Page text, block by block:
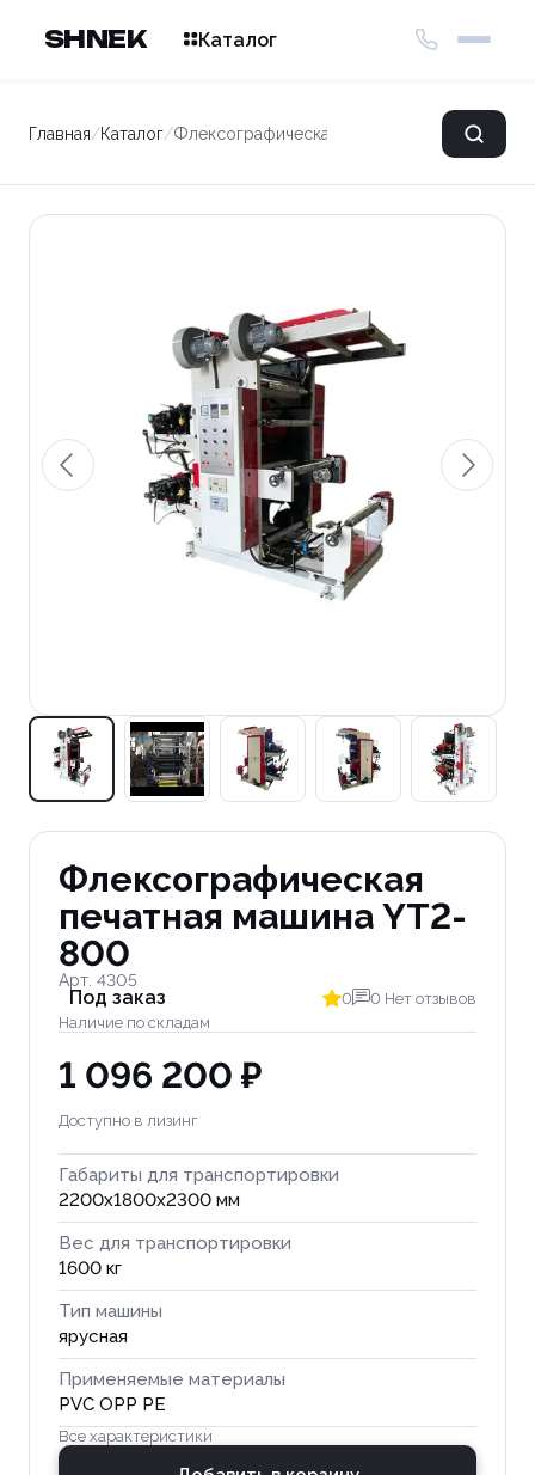
SHNEK Каталог
Главная/Каталог/Флексографическая печатная машина YT2-
Флексографическая
печатная машина YT2-
800
Арт. 4305
Под заказ
Наличие по складам
0 0 Нет отзывов
1 096 200 ₽
Доступно в лизинг
Габариты для транспортировки
2200x1800x2300 мм
Вес для транспортировки
1600 кг
Тип машины
ярусная
Применяемые материалы
PVC OPP PE
Все характеристики